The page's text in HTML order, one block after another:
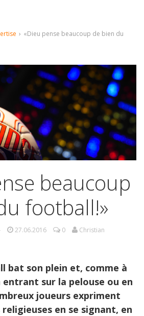
› «Dieu pense beaucoup de bien du
beaucoup
football!»
27.06.2016 0
Christian
bat son plein et, comme à
entrant sur la pelouse ou en
joueurs expriment
en se signant, en